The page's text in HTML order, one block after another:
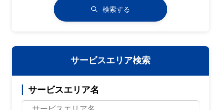
検索する
サービスエリア検索
サービスエリア名